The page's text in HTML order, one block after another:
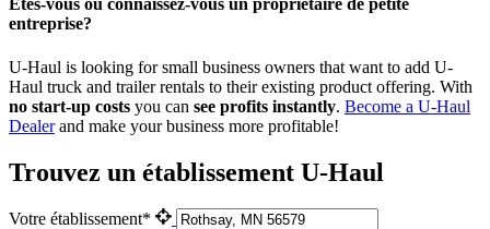
Êtes-vous ou connaissez-vous un propriétaire de petite
entreprise?
U-Haul is looking for small business owners that want to add U-
Haul truck and trailer rentals to their existing product offering. With
no start-up costs you can see profits instantly. Become a U-Haul
Dealerand make your business more profitable!
Trouvez un établissement U-Haul
Votre établissement*